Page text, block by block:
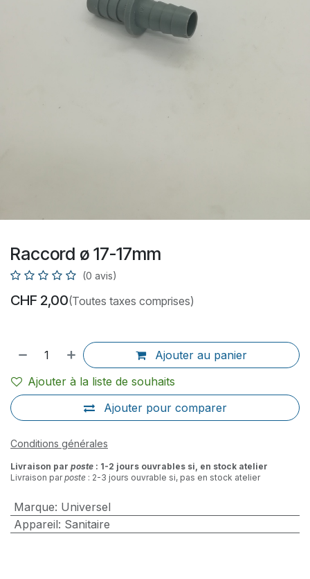
Raccord ø 17-17mm
(0 avis)
CHF 2,00(Toutes taxes comprises)
Ajouter au panier
Ajouter pour comparer
Ajouter à la liste de souhaits
Conditions générales
Livraison par poste : 1-2 jours ouvrables si, en stock atelier
Livraison parposte : 2-3 jours ouvrable si, pas en stock atelier
Marque: Universel
Appareil: Sanitaire